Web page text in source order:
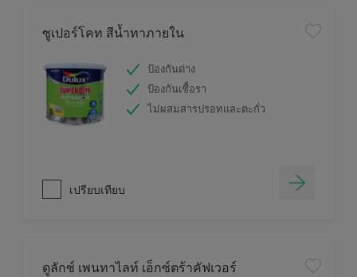
ซูเปอร์โคท สีน้ำทาภายใน
ป้องกันด่าง
ป้องกันเชื้อรา
ไม่ผสมสารปรอทและตะกั่ว
เปรียบเทียบ
ดูลักซ์ เพนทาไลท์ เอ็กซ์ตร้าคัฟเวอร์